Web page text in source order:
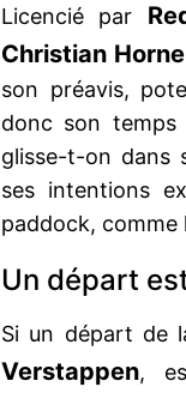
Licencié par
Christian
son préavis,
donc son temps
glisse-t-on dans
ses intentions
paddock, comme
Un départ
Si un départ de
Verstappen,